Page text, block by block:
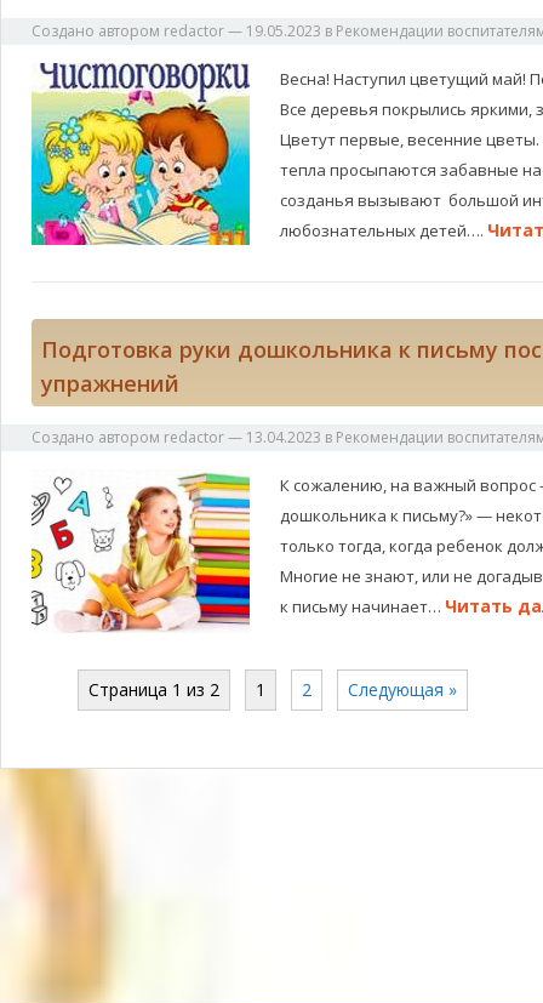
Создано автором redactor— 19.05.2023 в Рекомендации
Весна! Наступил цветущий май!
Все деревья покрылись яркими,
Цветут первые, весенние цветы.
тепла просыпаются забавные
созданья вызывают большой
любознательных детей….
Подготовка руки дошкольника к письму
упражнений
Создано автором redactor— 13.04.2023 в Рекомендации
К сожалению, на важный вопрос
дошкольника к письму?» —
только тогда, когда ребенок
Многие не знают, или не
к письму начинает… Читать
Страница 1 из 2 1 2 Следующая »